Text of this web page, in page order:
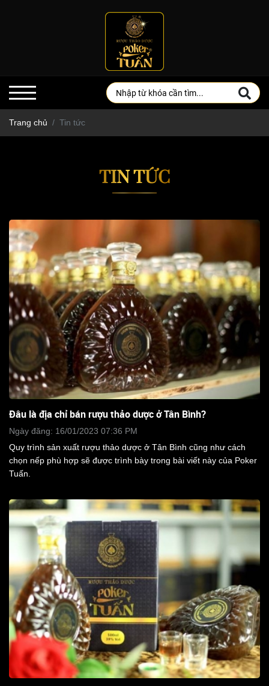
Trang chủ Tin tức
TIN TỨC
Đâu là địa chỉ bán rượu thảo dược ở Tân Bình?
Ngày đăng: 16/01/2023 07:36 PM
Quy trình sản xuất rượu thảo dược ở Tân Bình cũng như cách
chọn nếp phù hợp sẽ được trình bày trong bài viết này của Poker
Tuấn.